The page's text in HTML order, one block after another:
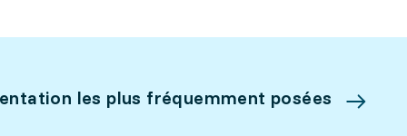
les plus fréquemment posées